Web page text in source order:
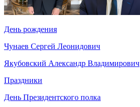
День рождения
Чунаев Сергей Леонидович
Якубовский Александр Владимирович
Праздники
День Президентского полка